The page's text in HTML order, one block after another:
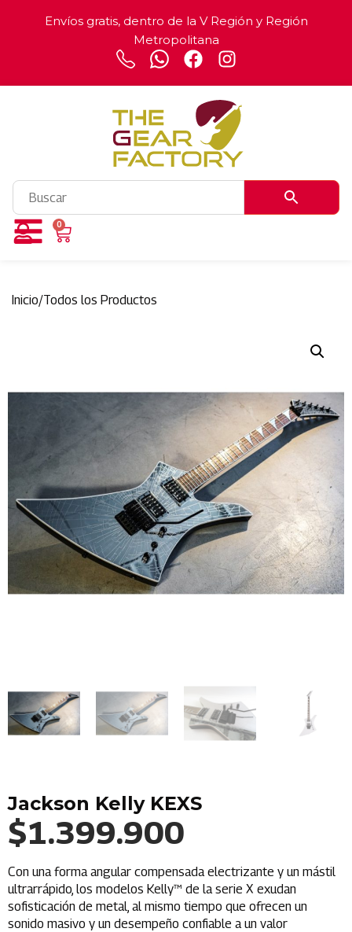
Envíos gratis, dentro de la V Región y Región
Metropolitana
0
Inicio/Todos los Productos
Jackson Kelly KEXS
$1.399.900
Con una forma angular compensada electrizante y un mástil
ultrarrápido, los modelos Kelly™ de la serie X exudan
sofisticación de metal, al mismo tiempo que ofrecen un
sonido masivo y un desempeño confiable a un valor